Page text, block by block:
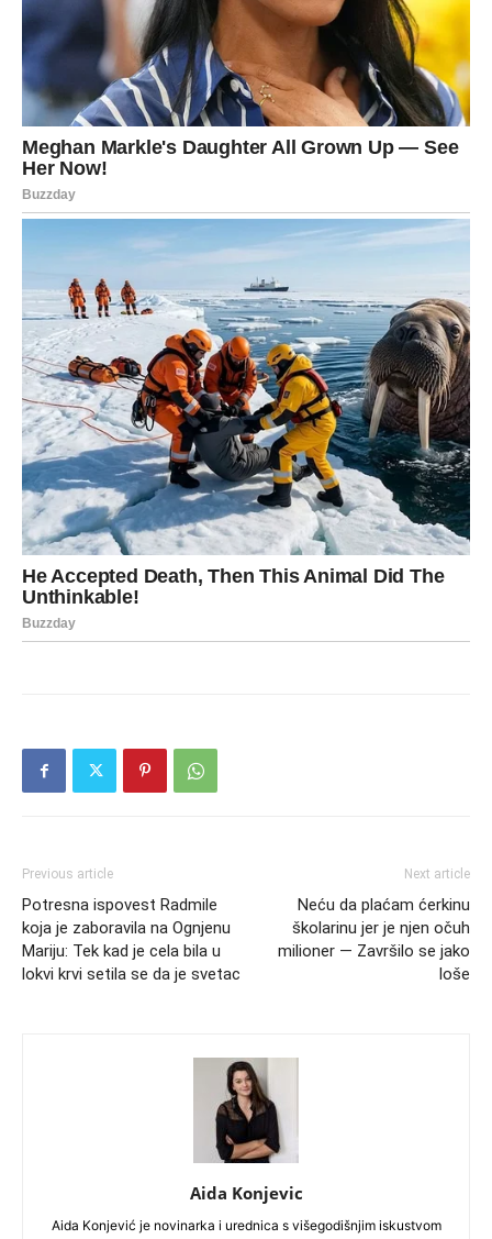
Previous article
Potresna ispovest Radmile
koja je zaboravila na Ognjenu
Mariju: Tek kad je cela bila u
lokvi krvi setila se da je svetac
Next article
Neću da plaćam ćerkinu
školarinu jer je njen očuh
milioner — Završilo se jako
loše
Aida Konjevic
Aida Konjević je novinarka i urednica s višegodišnjim iskustvom